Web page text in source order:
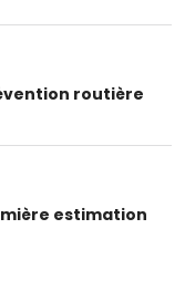
routière
estimation